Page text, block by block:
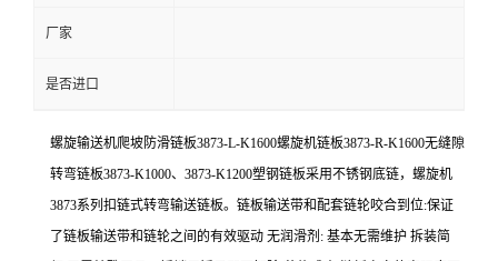
厂家
是否进口
螺旋输送机爬坡防滑链板3873-L-K1600螺旋机链板3873-R-K1600无缝隙
转弯链板3873-K1000、3873-K1200塑钢链板采用不锈钢底链，螺旋机
3873系列扣链式转弯输送链板。链板输送带和配套链轮咬合到位:保证
了链板输送带和链轮之间的有效驱动 无润滑剂: 基本无需维护 拆装简